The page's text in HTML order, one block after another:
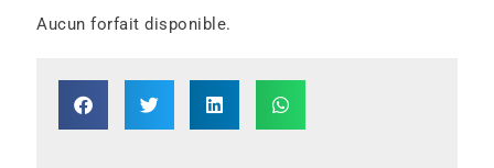
Aucun forfait disponible.